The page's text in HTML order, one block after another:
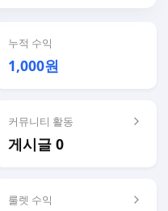
누적 수익
1,000원
커뮤니티 활동
게시글 0
룰렛 수익